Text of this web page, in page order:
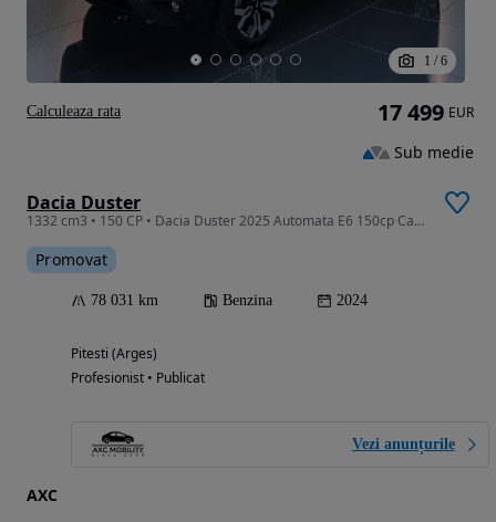
1 / 6
Dacia Duster
1332 cm3 • 150 CP • Dacia Duster 2025 Automata E6 150cp Camere Navi Clima Pilot Import Ger
Promovat
78 031 km Benzina 2024
Pitesti (Arges)
Profesionist • Publicat
Vezi anunțurile
AXC
17 499 EUR
Sub medie
Calculeaza rata